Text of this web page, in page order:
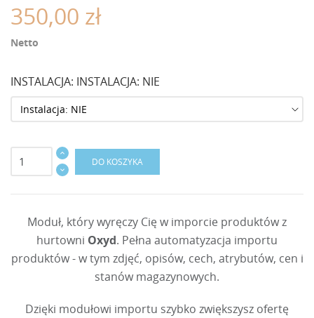
350,00 zł
Netto
INSTALACJA: INSTALACJA: NIE
DO KOSZYKA
Moduł, który wyręczy Cię w imporcie produktów z
hurtowni Oxyd. Pełna automatyzacja importu
produktów - w tym zdjęć, opisów, cech, atrybutów, cen i
stanów magazynowych.
Dzięki modułowi importu szybko zwiększysz ofertę